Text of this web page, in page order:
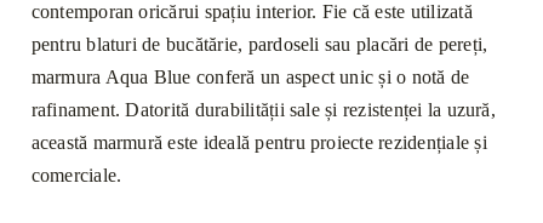
contemporan oricărui spațiu interior. Fie că este utilizată
pentru blaturi de bucătărie, pardoseli sau placări de pereți,
marmura Aqua Blue conferă un aspect unic și o notă de
rafinament. Datorită durabilității sale și rezistenței la uzură,
această marmură este ideală pentru proiecte rezidențiale și
comerciale.